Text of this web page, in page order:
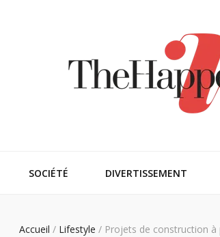
SOCIÉTÉ DIVERTISSEMENT
Accueil / Lifestyle / Projets de construction